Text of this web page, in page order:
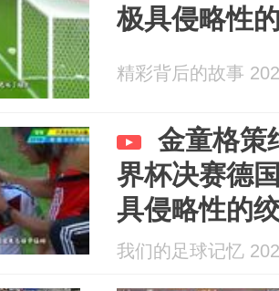
极具侵略性
精彩背后的故事
金童格策
界杯决赛德
具侵略性的
杀阿根廷小
我们的足球记忆